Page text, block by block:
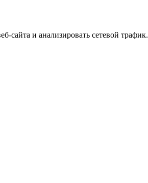
сайта и анализировать сетевой трафик.